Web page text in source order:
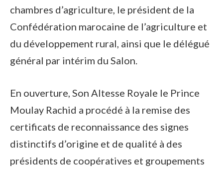
chambres d’agriculture, le président de la
Confédération marocaine de l’agriculture et
du développement rural, ainsi que le délégué
général par intérim du Salon.
En ouverture, Son Altesse Royale le Prince
Moulay Rachid a procédé à la remise des
certificats de reconnaissance des signes
distinctifs d’origine et de qualité à des
présidents de coopératives et groupements